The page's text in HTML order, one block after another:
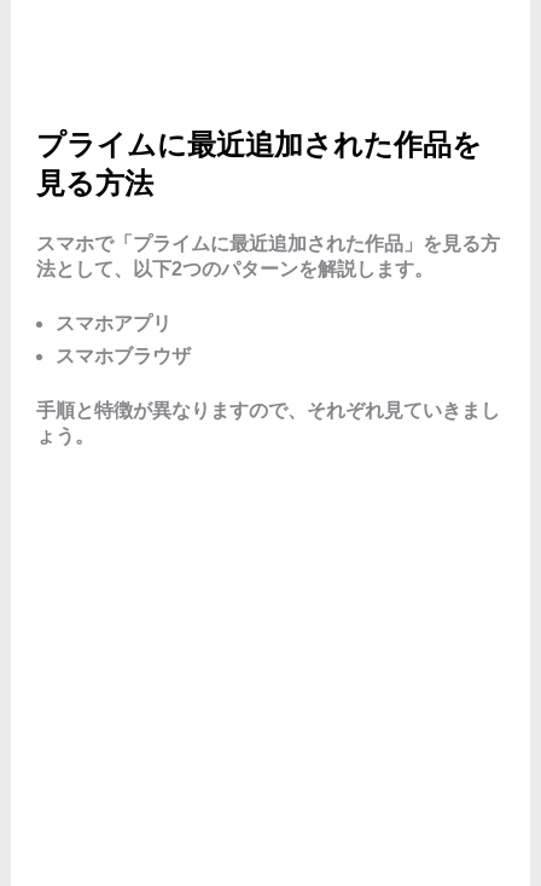
プライムに最近追加された作品を
見る方法
スマホで「プライムに最近追加された作品」を見る方
法として、以下2つのパターンを解説します。
スマホアプリ
スマホブラウザ
手順と特徴が異なりますので、それぞれ見ていきまし
ょう。